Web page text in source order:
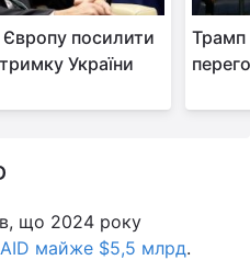
посилити
України
Трамп
що 2024 року
майже $5,5 млрд.